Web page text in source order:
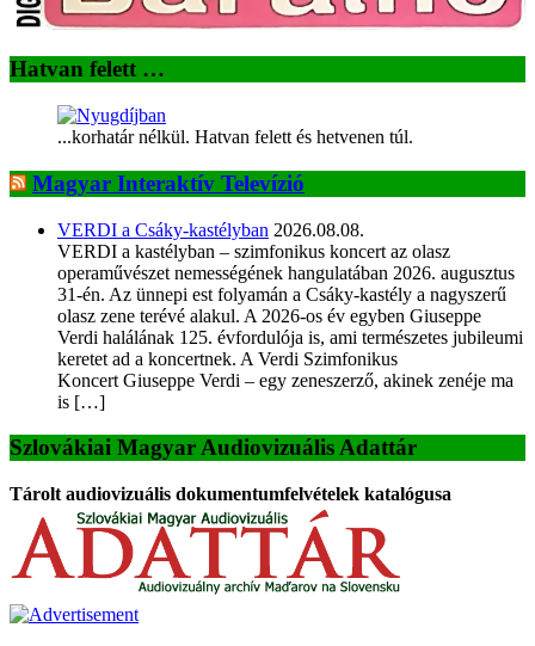
Hatvan felett …
...korhatár nélkül. Hatvan felett és hetvenen túl.
Magyar Interaktív Televízió
VERDI a Csáky-kastélyban 2026.08.08.
VERDI a kastélyban – szimfonikus koncert az olasz
operaművészet nemességének hangulatában 2026. augusztus
31-én. Az ünnepi est folyamán a Csáky-kastély a nagyszerű
olasz zene terévé alakul. A 2026-os év egyben Giuseppe
Verdi halálának 125. évfordulója is, ami természetes jubileumi
keretet ad a koncertnek. A Verdi Szimfonikus
Koncert Giuseppe Verdi – egy zeneszerző, akinek zenéje ma
is […]
Szlovákiai Magyar Audiovizuális Adattár
Tárolt audiovizuális dokumentumfelvételek katalógusa